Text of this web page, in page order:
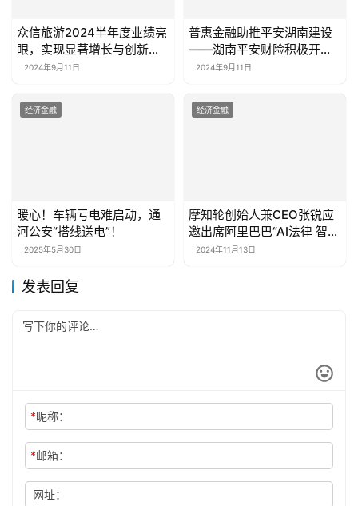
众信旅游2024半年度业绩亮
眼，实现显著增长与创新升
级2024年9月11日
普惠金融助推平安湖南建设
——湖南平安财险积极开展
企业安全生产风险减量服务
2024年9月11日
经济金融
暖心！车辆亏电难启动，通
河公安“搭线送电”！
2025年5月30日
经济金融
摩知轮创始人兼CEO张锐应
邀出席阿里巴巴“AI法律 智见
未来—AI时代的法务管理论
2024年11月13日
发表回复
*昵称：
*邮箱：
网址：